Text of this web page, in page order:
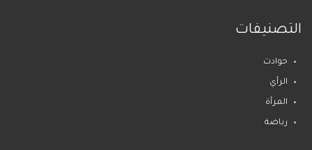
التصنيفات
حوادث
الرأي
المرأة
رياضة